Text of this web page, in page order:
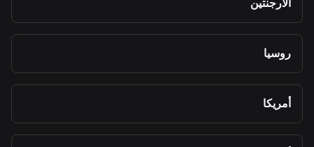
الأرجنتين
روسيا
أمريكا